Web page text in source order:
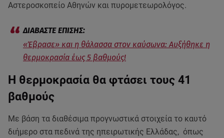
Αστεροσκοπείο Αθηνών και πυρομετεωρολόγος.
«Έβρασε» και η θάλασσα στον καύσωνα: Αυξήθηκε η
θερμοκρασία έως 5 βαθμούς!
Η θερμοκρασία θα φτάσει τους 41
βαθμούς
Με βάση τα διαθέσιμα προγνωστικά στοιχεία το καυτό
διήμερο στα πεδινά της ηπειρωτικής Ελλάδας, όπως